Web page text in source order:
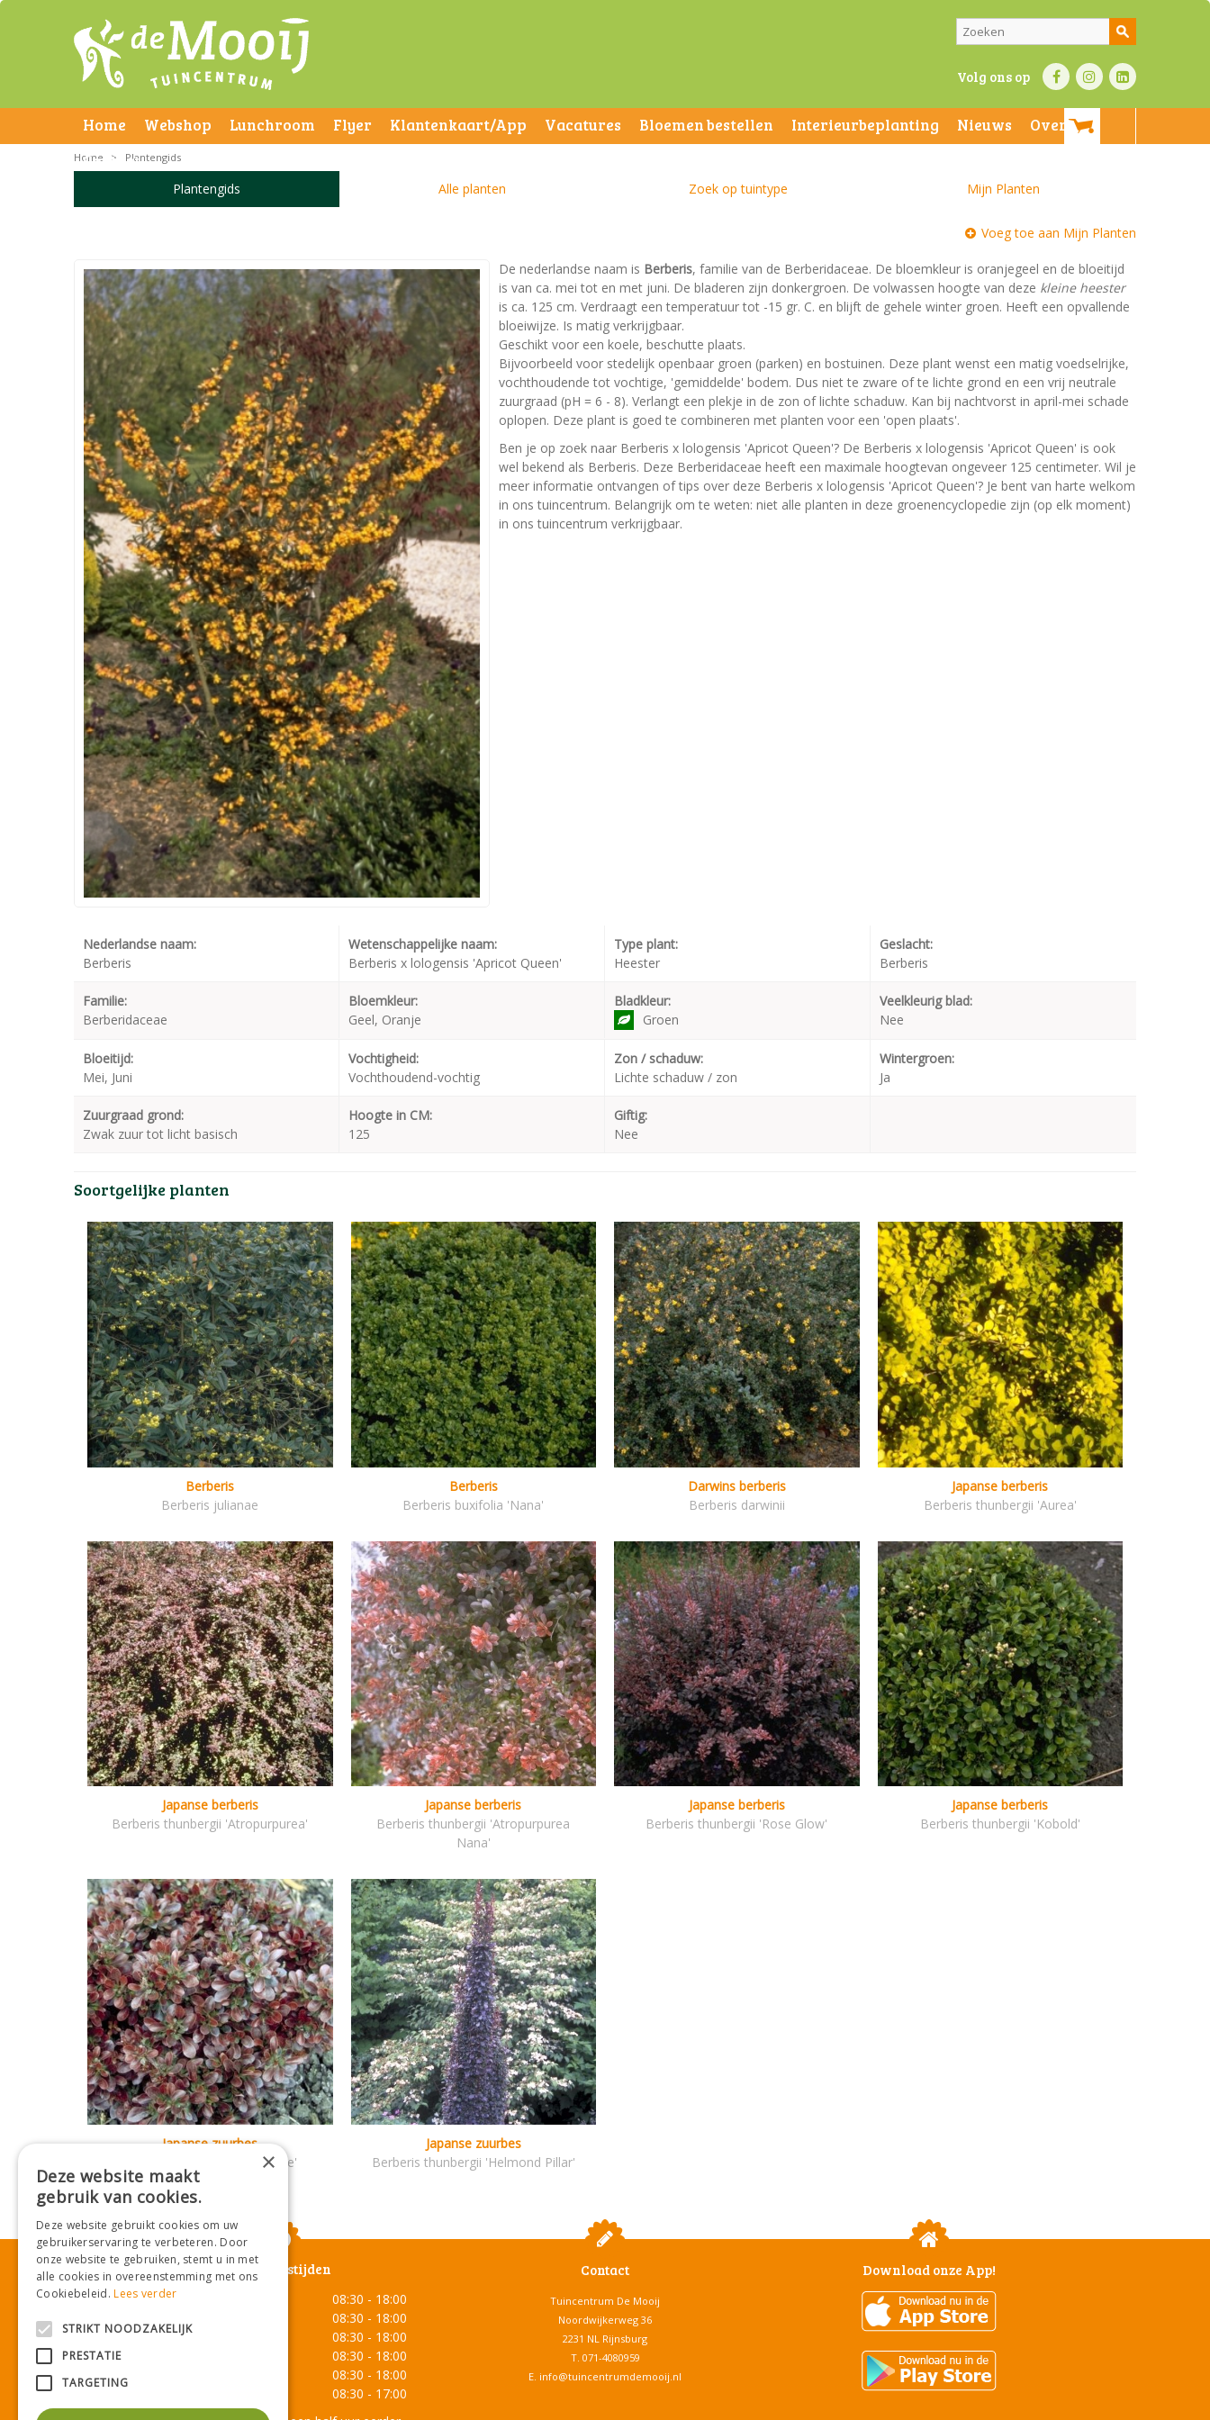
Volg ons op
Home Webshop Lunchroom Flyer Klantenkaart/App Vacatures Bloemen bestellen Interieurbeplanting Nieuws
Over ons
Contact
Home > Plantengids
Plantengids Alle planten Zoek op tuintype Mijn Planten
Voeg toe aan Mijn Planten
De nederlandse naam is Berberis, familie van de Berberidaceae. De bloemkleur is oranjegeel en de bloeitijd
is van ca. mei tot en met juni. De bladeren zijn donkergroen. De volwassen hoogte van deze kleine heester
is ca. 125 cm. Verdraagt een temperatuur tot -15 gr. C. en blijft de gehele winter groen. Heeft een opvallende
bloeiwijze. Is matig verkrijgbaar.
Geschikt voor een koele, beschutte plaats.
Bijvoorbeeld voor stedelijk openbaar groen (parken) en bostuinen. Deze plant wenst een matig voedselrijke,
vochthoudende tot vochtige, 'gemiddelde' bodem. Dus niet te zware of te lichte grond en een vrij neutrale
zuurgraad (pH = 6 - 8). Verlangt een plekje in de zon of lichte schaduw. Kan bij nachtvorst in april-mei schade
oplopen. Deze plant is goed te combineren met planten voor een 'open plaats'.
Ben je op zoek naar Berberis x lologensis 'Apricot Queen'? De Berberis x lologensis 'Apricot Queen' is ook
wel bekend als Berberis. Deze Berberidaceae heeft een maximale hoogtevan ongeveer 125 centimeter. Wil je
meer informatie ontvangen of tips over deze Berberis x lologensis 'Apricot Queen'? Je bent van harte welkom
in ons tuincentrum. Belangrijk om te weten: niet alle planten in deze groenencyclopedie zijn (op elk moment)
in ons tuincentrum verkrijgbaar.
Nederlandse naam:
Berberis
Wetenschappelijke naam:
Berberis x lologensis 'Apricot Queen'
Type plant:
Heester
Geslacht:
Berberis
Familie:
Berberidaceae
Bloemkleur:
Geel, Oranje
Bladkleur:
Groen
Veelkleurig blad:
Nee
Bloeitijd:
Mei, Juni
Vochtigheid:
Vochthoudend-vochtig
Zon / schaduw:
Lichte schaduw / zon
Wintergroen:
Ja
Zuurgraad grond:
Zwak zuur tot licht basisch
Hoogte in CM:
125
Giftig:
Nee
Soortgelijke planten
Berberis
Berberis julianae
Berberis
Berberis buxifolia 'Nana'
Darwins berberis
Berberis darwinii
Japanse berberis
Berberis thunbergii 'Aurea'
Japanse berberis
Berberis thunbergii 'Atropurpurea'
Japanse berberis
Berberis thunbergii 'Atropurpurea
Nana'
Japanse berberis
Berberis thunbergii 'Rose Glow'
Japanse berberis
Berberis thunbergii 'Kobold'
Japanse zuurbes
Berberis thunbergii 'Bagatelle'
Japanse zuurbes
Berberis thunbergii 'Helmond Pillar'
Openingstijden
Maandag
08:30 - 18:00
08:30 - 18:00
Woensdag
08:30 - 18:00
08:30 - 18:00
08:30 - 18:00
08:30 - 17:00
Contact
Tuincentrum De Mooij
Noordwijkerweg 36
2231 NL Rijnsburg
T. 071-4080959
E. info@tuincentrumdemooij.nl
Download onze App!
×
Deze website maakt
gebruik van cookies.
Deze website gebruikt cookies om uw
gebruikerservaring te verbeteren. Door
onze website te gebruiken, stemt u in met
alle cookies in overeenstemming met ons
Cookiebeleid.Lees verder
STRIKT NOODZAKELIJK
PRESTATIE
TARGETING